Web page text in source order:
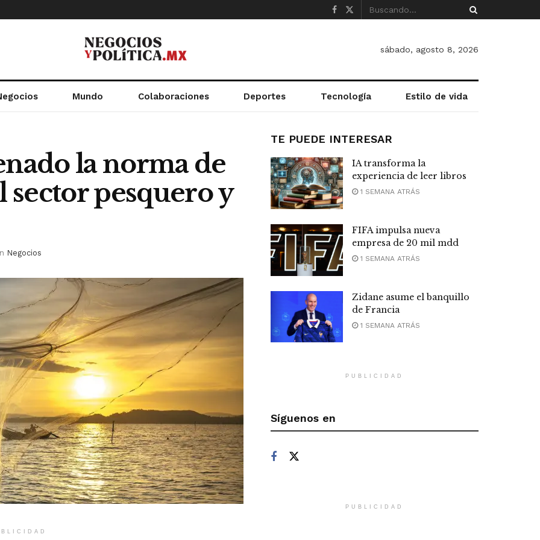
sábado, agosto 8, 2026
Mundo Colaboraciones Deportes Tecnología Estilo de vida
la norma de
pesquero y
Negocios
TE PUEDE INTERESAR
IA transforma la
experiencia de leer libros
1 SEMANA ATRÁS
FIFA impulsa nueva
empresa de 20 mil mdd
1 SEMANA ATRÁS
Zidane asume el banquillo
de Francia
1 SEMANA ATRÁS
PUBLICIDAD
Síguenos en
PUBLICIDAD